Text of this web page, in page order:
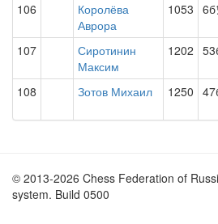
106
Королёва
Аврора
1053
107
Сиротинин
Максим
1202
108 Зотов Михаил 1250
© 2013-2026 Chess Federation of
system. Build 0500